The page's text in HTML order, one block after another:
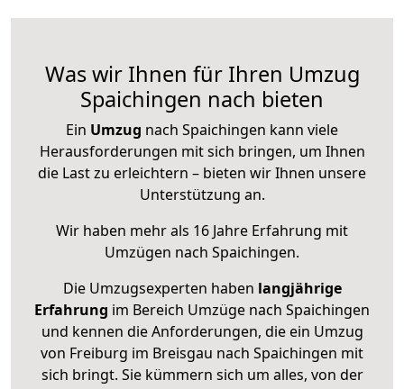
Was wir Ihnen für Ihren Umzug
Spaichingen nach bieten
Ein Umzug nach Spaichingen kann viele
Herausforderungen mit sich bringen, um Ihnen
die Last zu erleichtern – bieten wir Ihnen unsere
Unterstützung an.
Wir haben mehr als 16 Jahre Erfahrung mit
Umzügen nach Spaichingen.
Die Umzugsexperten haben langjährige
Erfahrung im Bereich Umzüge nach Spaichingen
und kennen die Anforderungen, die ein Umzug
von Freiburg im Breisgau nach Spaichingen mit
sich bringt. Sie kümmern sich um alles, von der